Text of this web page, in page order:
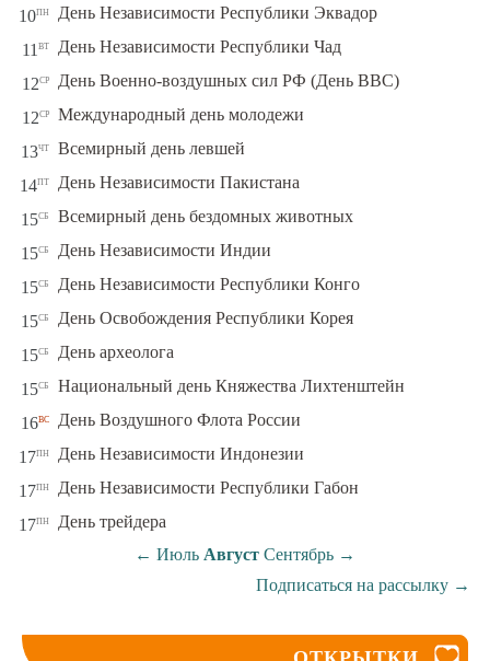
10пн День Независимости Республики Эквадор
11 вт День Независимости Республики Чад
12ср День Военно-воздушных сил РФ (День ВВС)
12ср Международный день молодежи
13чт Всемирный день левшей
14пт День Независимости Пакистана
15сб Всемирный день бездомных животных
15сб День Независимости Индии
15сб День Независимости Республики Конго
15сб День Освобождения Республики Корея
15сб День археолога
15сб Национальный день Княжества Лихтенштейн
16вс День Воздушного Флота России
17пн День Независимости Индонезии
17пн День Независимости Республики Габон
17пн
День трейдера
← Июль Август Сентябрь →
Подписаться на рассылку →